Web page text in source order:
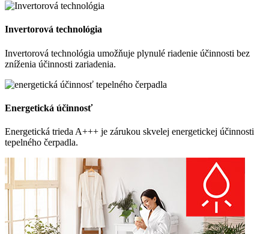
Invertorová technológia
Invertorová technológia umožňuje plynulé riadenie účinnosti bez
zníženia účinnosti zariadenia.
Energetická účinnosť
Energetická trieda A+++ je zárukou skvelej energetickej účinnosti
tepelného čerpadla.